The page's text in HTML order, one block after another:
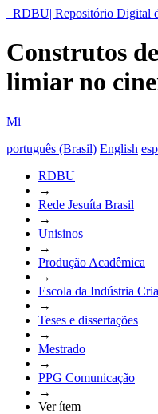
RDBU| Repositório Digital
Construtos
limiar no
Mi
português (Brasil) English
RDBU
→
Rede Jesuíta Brasil
→
Unisinos
→
Produção Acadêmica
→
Escola da Indústria
→
Teses e dissertações
→
Mestrado
→
PPG Comunicação
→
Ver ítem